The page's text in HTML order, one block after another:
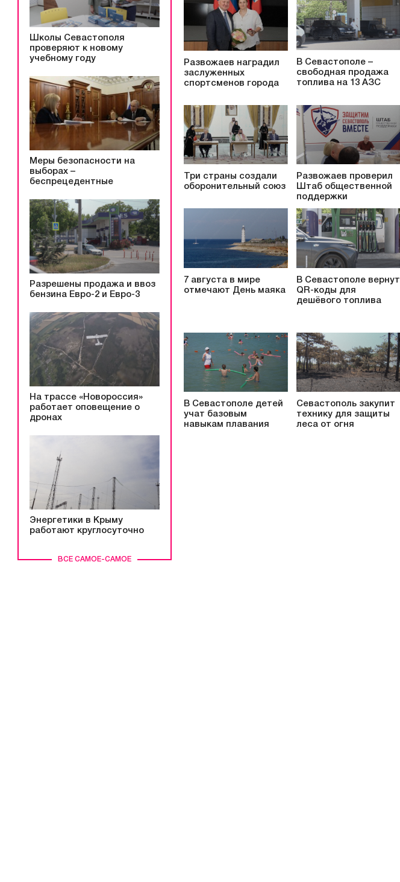
ВСЕ САМОЕ-САМОЕ
Школы Севастополя
проверяют к новому
учебному году
Меры безопасности на
выборах –
беспрецедентные
Разрешены продажа и ввоз
бензина Евро-2 и Евро-3
На трассе «Новороссия»
работает оповещение о
дронах
Энергетики в Крыму
работают круглосуточно
Развожаев наградил
заслуженных
спортсменов города
В Севастополе –
свободная продажа
топлива на 13 АЗС
Три страны создали
оборонительный союз
Развожаев проверил
Штаб общественной
поддержки
7 августа в мире
отмечают День маяка
В Севастополе вернут
QR-коды для
дешёвого топлива
В Севастополе детей
учат базовым
навыкам плавания
Севастополь закупит
технику для защиты
леса от огня